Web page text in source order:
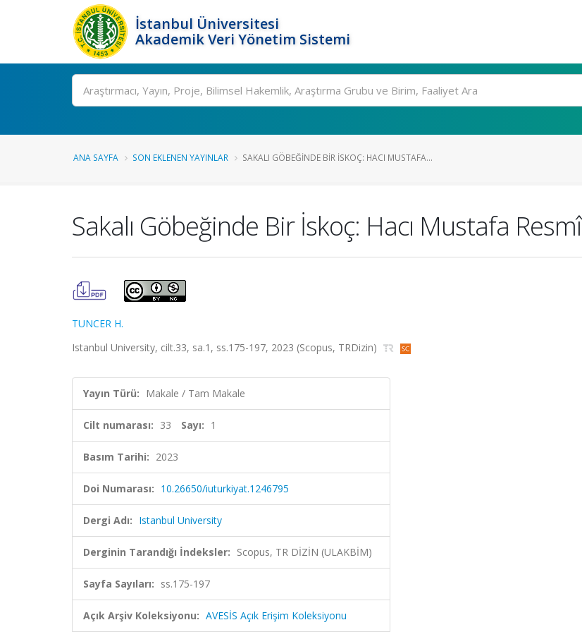
İstanbul Üniversitesi
Akademik Veri Yönetim Sistemi
Ara
ANA SAYFA SON EKLENEN YAYINLAR SAKALI GÖBEĞINDE BIR İSKOÇ: HACI MUSTAFA...
Sakalı Göbeğinde Bir İskoç: Hacı Mustafa Resmî
TUNCER H.
Istanbul University, cilt.33, sa.1, ss.175-197, 2023 (Scopus, TRDizin)
Yayın Türü: Makale / Tam Makale
Cilt numarası: 33 Sayı: 1
Basım Tarihi: 2023
Doi Numarası: 10.26650/iuturkiyat.1246795
Dergi Adı: Istanbul University
Derginin Tarandığı İndeksler: Scopus, TR DİZİN (ULAKBİM)
Sayfa Sayıları: ss.175-197
Açık Arşiv Koleksiyonu: AVESİS Açık Erişim Koleksiyonu